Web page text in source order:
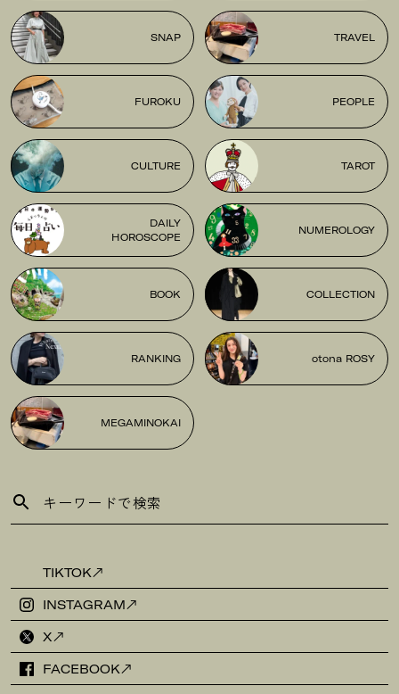
SNAP TRAVEL
FUROKU PEOPLE
CULTURE TAROT
DAILY
HOROSCOPE
NUMEROLOGY
BOOK COLLECTION
RANKING otona ROSY
MEGAMINOKAI
TIKTOK
INSTAGRAM
X
FACEBOOK